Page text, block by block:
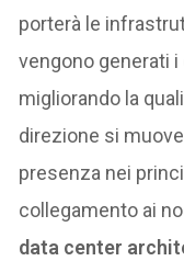
porterà le
vengono generati i
migliorando la
direzione si
presenza nei
collegamento ai
data center